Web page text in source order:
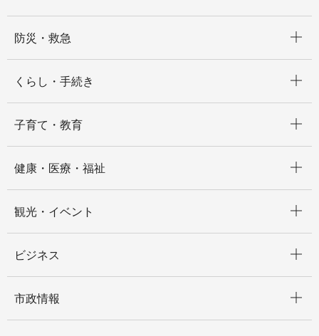
防災・救急
くらし・手続き
子育て・教育
健康・医療・福祉
観光・イベント
ビジネス
市政情報